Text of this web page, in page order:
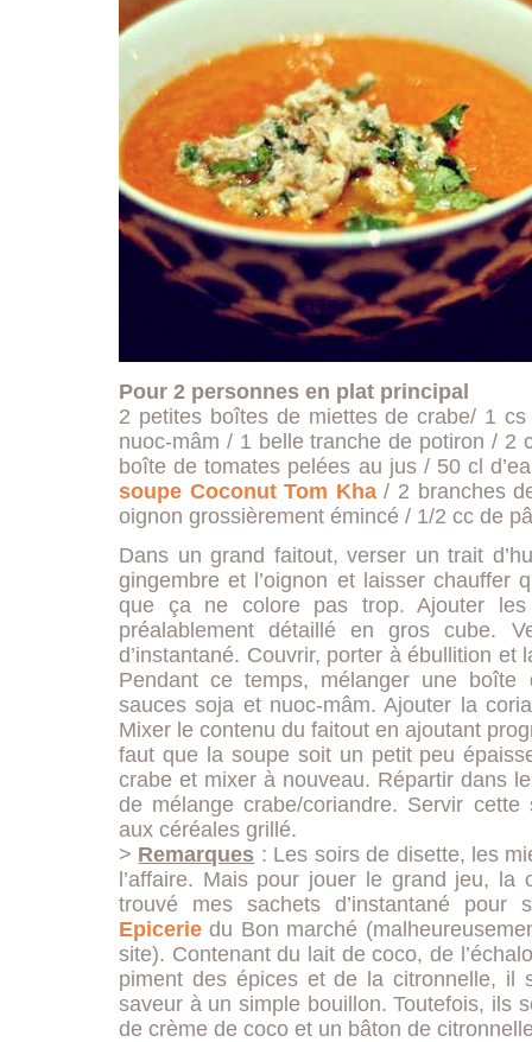
Pour 2 personnes en plat principal
2 petites boîtes de miettes de crabe/ 1
nuoc-mâm / 1 belle tranche de potiron / 2
boîte de tomates pelées au jus / 50 cl
soupe Coconut Tom Kha/ 2 branches
oignon grossièrement émincé / 1/2 cc de
Dans un grand faitout, verser un trait
gingembre et l’oignon et laisser chauffer
que ça ne colore pas trop. Ajouter
préalablement détaillé en gros cube.
d’instantané. Couvrir, porter à ébullition et
Pendant ce temps, mélanger une
sauces soja et nuoc-mâm. Ajouter la
Mixer le contenu du faitout en ajoutant
faut que la soupe soit un petit peu
crabe et mixer à nouveau. Répartir dans
de mélange crabe/coriandre. Servir cette
aux céréales grillé.
> Remarques : Les soirs de disette, les
l’affaire. Mais pour jouer le grand jeu, la
trouvé mes sachets d’instantané
Epicerie du Bon marché
site). Contenant du lait de coco, de
piment des épices et de la citronnelle, il
saveur à un simple bouillon. Toutefois, ils
de crème de coco et un bâton de